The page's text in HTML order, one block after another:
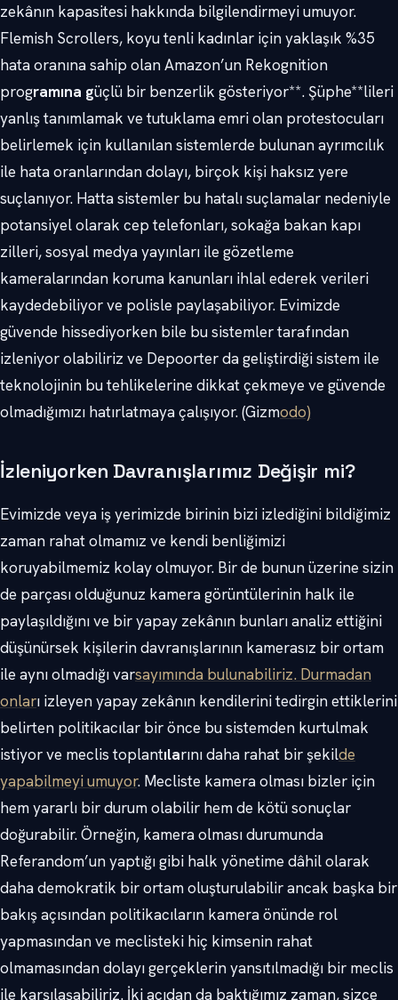
zekânın kapasitesi hakkında bilgilendirmeyi umuyor.
Flemish Scrollers, koyu tenli kadınlar için yaklaşık %35
hata oranına sahip olan Amazon’un Rekognition
programına güçlü bir benzerlik gösteriyor**. Şüphe**lileri
yanlış tanımlamak ve tutuklama emri olan protestocuları
belirlemek için kullanılan sistemlerde bulunan ayrımcılık
ile hata oranlarından dolayı, birçok kişi haksız yere
suçlanıyor. Hatta sistemler bu hatalı suçlamalar nedeniyle
potansiyel olarak cep telefonları, sokağa bakan kapı
zilleri, sosyal medya yayınları ile gözetleme
kameralarından koruma kanunları ihlal ederek verileri
kaydedebiliyor ve polisle paylaşabiliyor. Evimizde
güvende hissediyorken bile bu sistemler tarafından
izleniyor olabiliriz ve Depoorter da geliştirdiği sistem ile
teknolojinin bu tehlikelerine dikkat çekmeye ve güvende
olmadığımızı hatırlatmaya çalışıyor. (Gizmodo)
İzleniyorken Davranışlarımız Değişir mi?
Evimizde veya iş yerimizde birinin bizi izlediğini bildiğimiz
zaman rahat olmamız ve kendi benliğimizi
koruyabilmemiz kolay olmuyor. Bir de bunun üzerine sizin
de parçası olduğunuz kamera görüntülerinin halk ile
paylaşıldığını ve bir yapay zekânın bunları analiz ettiğini
düşünürsek kişilerin davranışlarının kamerasız bir ortam
ile aynı olmadığı varsayımında bulunabiliriz. Durmadan
onları izleyen yapay zekânın kendilerini tedirgin ettiklerini
belirten politikacılar bir önce bu sistemden kurtulmak
istiyor ve meclis toplantılarını daha rahat bir şekilde
yapabilmeyi umuyor. Mecliste kamera olması bizler için
hem yararlı bir durum olabilir hem de kötü sonuçlar
doğurabilir. Örneğin, kamera olması durumunda
Referandom’un yaptığı gibi halk yönetime dâhil olarak
daha demokratik bir ortam oluşturulabilir ancak başka bir
bakış açısından politikacıların kamera önünde rol
yapmasından ve meclisteki hiç kimsenin rahat
olmamasından dolayı gerçeklerin yansıtılmadığı bir meclis
ile karşılaşabiliriz. İki açıdan da baktığımız zaman, sizce